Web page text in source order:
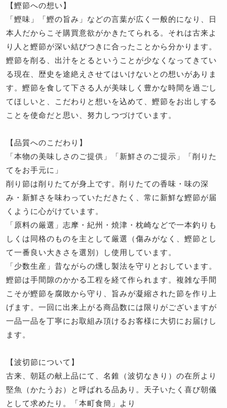
【鰹節への想い】
「鰹味」「鰹の旨み」などの言葉が広く一般的になり、日
本人だからこそ購買意欲がかきたてられる。それは古来よ
り人と鰹節が深い結びつきに合ったことから分かります。
鰹節を削る、出汁をとるということが少なくなってきてい
る現在、歴史を途絶えさせてはいけないとの想いがありま
す。鰹節を食して下さる人が美味しく豊かな時間を過ごし
てほしいと、こだわりと想いを込めて、鰹節をお出しする
ことを使命だと思い、努力しつづけています。
【品質へのこだわり】
「本物の美味しさのご提供」「新鮮さのご提示」「削りた
てをお手元に」
削り節は削りたてが身上です。削りたての香味・味の深
み・新鮮さを味わっていただきたく、常に新鮮な鰹節が届
くように心がけています。
「原料の厳選」志摩・紀州・焼津・枕崎などで一本釣りも
しくは同格のものを主として厳選（傷みがなく、鰹節とし
て一番良い大きさを選別）し使用しています。
「少数生産」昔ながらの燻し製法を守りとおしています。
鰹節は手間隙のかかる工程を経て作られます。複雑な手間
こそが鰹節を腐敗から守り、旨みが凝縮された節を作り上
げます。一回に出来上がる商品数には限りがございますが
一品一品を丁寧にお取組み頂けるお客様に大切にお届けし
ます。
【波切節について】
古来、朝廷の献上品にて、名錐（波切なきり）の在所より
堅魚（かたうお）と呼ばれる品あり。天子いたく喜び朝儀
として求めたり。「本町食簡」より